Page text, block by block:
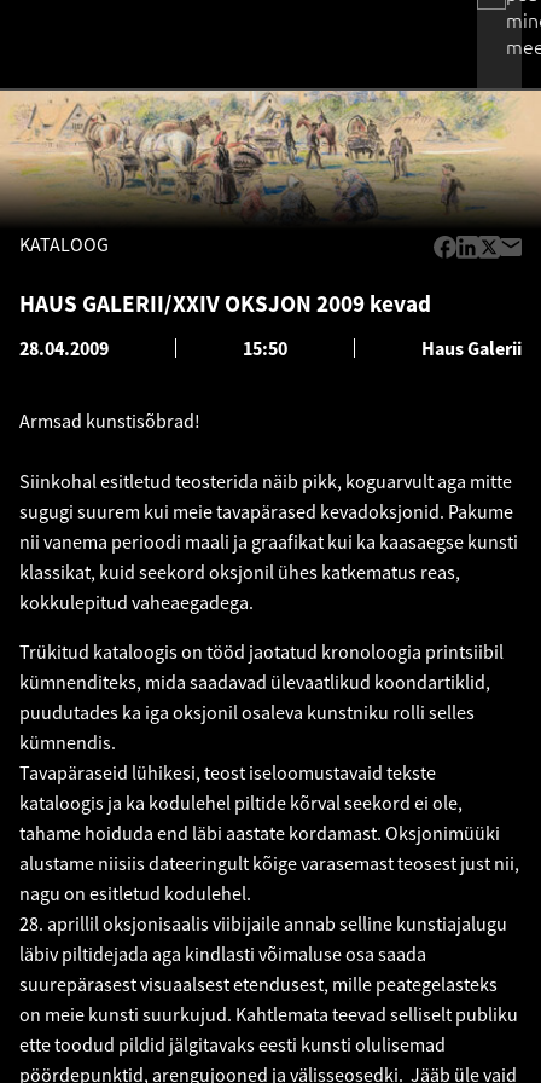
KATALOOG
HAUS GALERII/XXIV OKSJON 2009 kevad
28.04.2009 15:50 Haus Galerii
Armsad kunstisõbrad!
Siinkohal esitletud teosterida näib pikk, koguarvult aga mitte
sugugi suurem kui meie tavapärased kevadoksjonid. Pakume
nii vanema perioodi maali ja graafikat kui ka kaasaegse kunsti
klassikat, kuid seekord oksjonil ühes katkematus reas,
kokkulepitud vaheaegadega.
Trükitud kataloogis on tööd jaotatud kronoloogia printsiibil
kümnenditeks, mida saadavad ülevaatlikud koondartiklid,
puudutades ka iga oksjonil osaleva kunstniku rolli selles
kümnendis.
Tavapäraseid lühikesi, teost iseloomustavaid tekste
kataloogis ja ka kodulehel piltide kõrval seekord ei ole,
tahame hoiduda end läbi aastate kordamast. Oksjonimüüki
alustame niisiis dateeringult kõige varasemast teosest just nii,
nagu on esitletud kodulehel.
28. aprillil oksjonisaalis viibijaile annab selline kunstiajalugu
läbiv piltidejada aga kindlasti võimaluse osa saada
suurepärasest visuaalsest etendusest, mille peategelasteks
on meie kunsti suurkujud. Kahtlemata teevad selliselt publiku
ette toodud pildid jälgitavaks eesti kunsti olulisemad
pöördepunktid, arengujooned ja välisseosedki. Jääb üle vaid